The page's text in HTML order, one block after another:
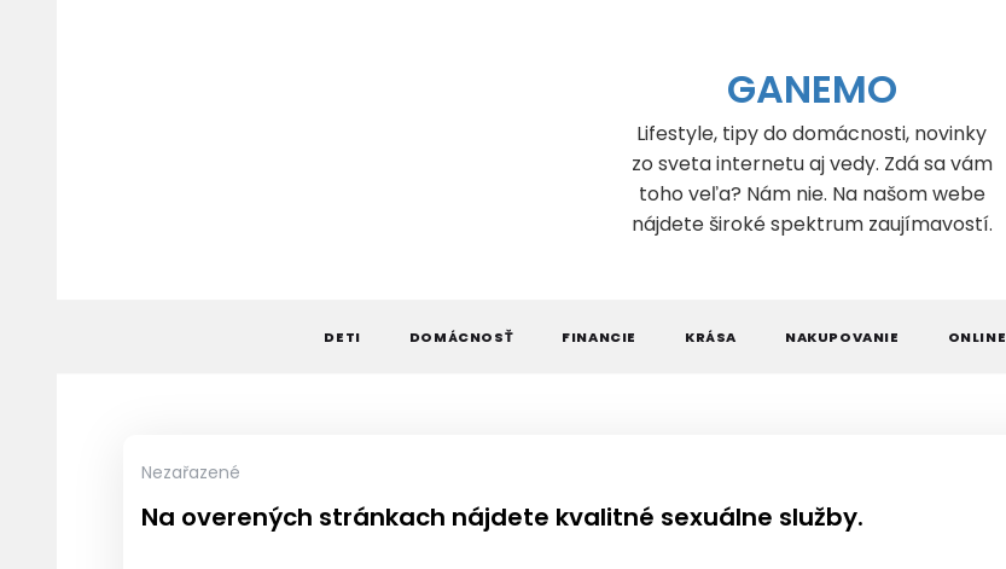
GANEMO
Lifestyle, tipy do domácnosti, novinky
zo sveta internetu aj vedy. Zdá sa vám
toho veľa? Nám nie. Na našom webe
nájdete široké spektrum zaujímavostí.
DETI DOMÁCNOSŤ FINANCIE KRÁSA NAKUPOVANIE ONLINE
Nezařazené
Na overených stránkach nájdete kvalitné sexuálne služby.